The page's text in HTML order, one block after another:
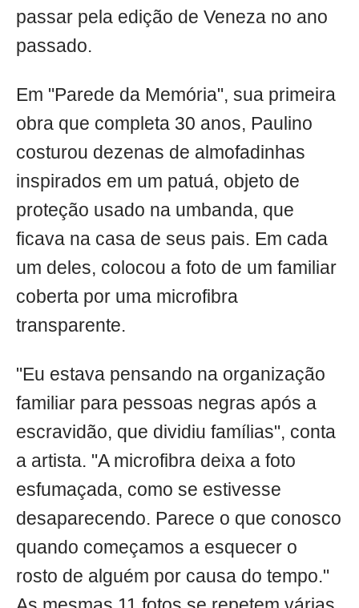
passar pela edição de Veneza no ano
passado.
Em "Parede da Memória", sua primeira
obra que completa 30 anos, Paulino
costurou dezenas de almofadinhas
inspirados em um patuá, objeto de
proteção usado na umbanda, que
ficava na casa de seus pais. Em cada
um deles, colocou a foto de um familiar
coberta por uma microfibra
transparente.
"Eu estava pensando na organização
familiar para pessoas negras após a
escravidão, que dividiu famílias", conta
a artista. "A microfibra deixa a foto
esfumaçada, como se estivesse
desaparecendo. Parece o que conosco
quando começamos a esquecer o
rosto de alguém por causa do tempo."